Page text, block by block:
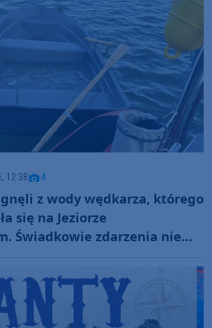
12:38 4
z wody wędkarza, którego
się na Jeziorze
Świadkowie zdarzenia nie